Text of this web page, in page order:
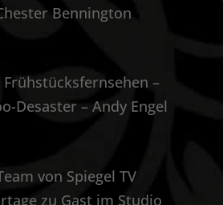
Bennington
Frühstücksfernsehen –
Desaster – Andy Engel
von Spiegel TV
zu Gast im Studio